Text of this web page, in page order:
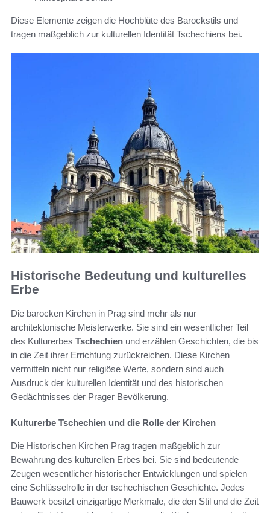
Diese Elemente zeigen die Hochblüte des Barockstils und
tragen maßgeblich zur kulturellen Identität Tschechiens bei.
Historische Bedeutung und kulturelles
Erbe
Die barocken Kirchen in Prag sind mehr als nur
architektonische Meisterwerke. Sie sind ein wesentlicher Teil
des Kulturerbes Tschechien und erzählen Geschichten, die bis
in die Zeit ihrer Errichtung zurückreichen. Diese Kirchen
vermitteln nicht nur religiöse Werte, sondern sind auch
Ausdruck der kulturellen Identität und des historischen
Gedächtnisses der Prager Bevölkerung.
Kulturerbe Tschechien und die Rolle der Kirchen
Die Historischen Kirchen Prag tragen maßgeblich zur
Bewahrung des kulturellen Erbes bei. Sie sind bedeutende
Zeugen wesentlicher historischer Entwicklungen und spielen
eine Schlüsselrolle in der tschechischen Geschichte. Jedes
Bauwerk besitzt einzigartige Merkmale, die den Stil und die Zeit